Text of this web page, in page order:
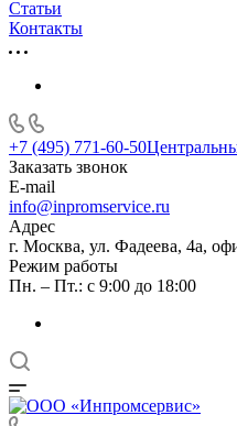
Статьи
Контакты
+7 (495) 771-60-50
Заказать звонок
E-mail
info@inpromservice.ru
Адрес
г. Москва, ул. Фадеева, 4а,
Режим работы
Пн. – Пт.: с 9:00 до 18:00